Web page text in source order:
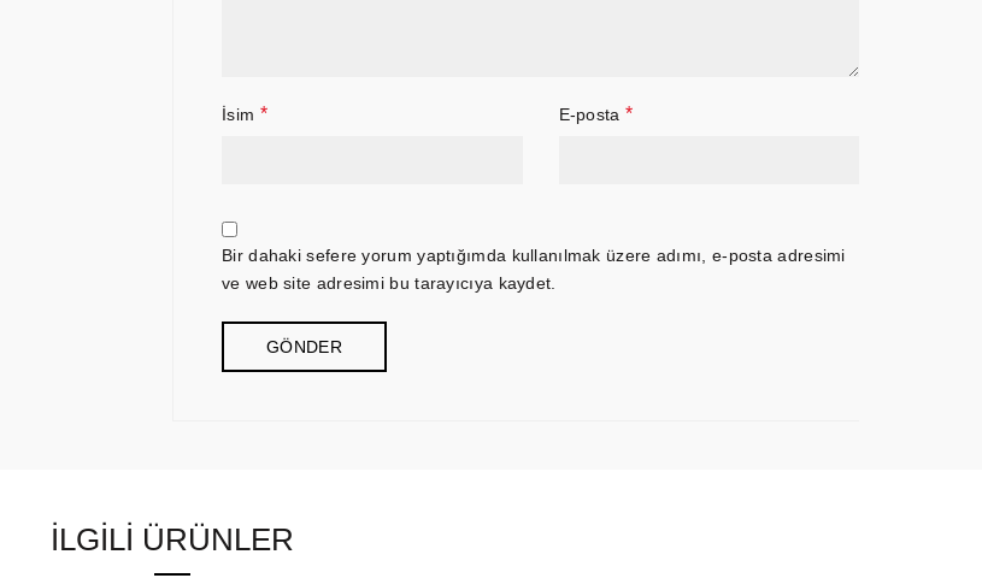
İsim * E-posta *
Bir dahaki sefere yorum yaptığımda kullanılmak üzere adımı, e-posta adresimi
ve web site adresimi bu tarayıcıya kaydet.
İLGILI ÜRÜNLER